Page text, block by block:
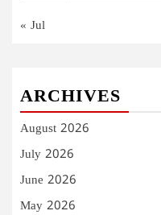
« Jul
ARCHIVES
August 2026
July 2026
June 2026
May 2026